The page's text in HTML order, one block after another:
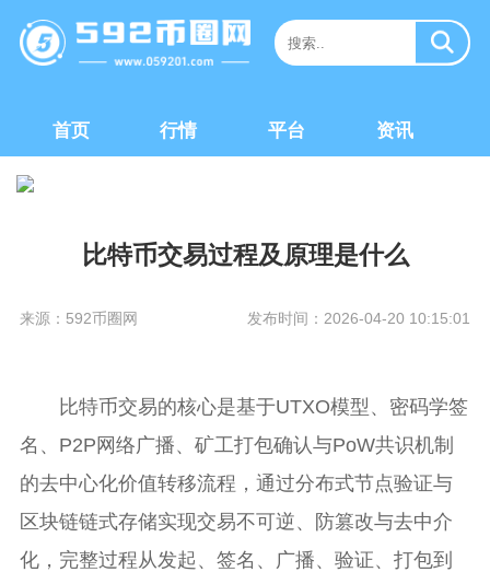
首页 行情 平台 资讯
比特币交易过程及原理是什么
来源：592币圈网 发布时间：2026-04-20 10:15:01
比特币交易的核心是基于UTXO模型、密码学签
名、P2P网络广播、矿工打包确认与PoW共识机制
的去中心化价值转移流程，通过分布式节点验证与
区块链链式存储实现交易不可逆、防篡改与去中介
化，完整过程从发起、签名、广播、验证、打包到